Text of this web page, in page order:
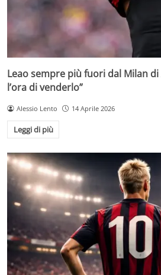
Leao sempre più fuori dal Milan
l’ora di venderlo”
Alessio Lento 14 Aprile 2026
Leggi di più